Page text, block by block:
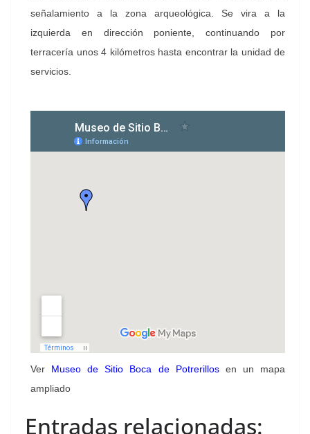
señalamiento a la zona arqueológica. Se vira a la
izquierda en dirección poniente, continuando por
terracería unos 4 kilómetros hasta encontrar la unidad de
servicios.
Ver Museo de Sitio Boca de Potrerillosen un mapa
ampliado
Entradas relacionadas: